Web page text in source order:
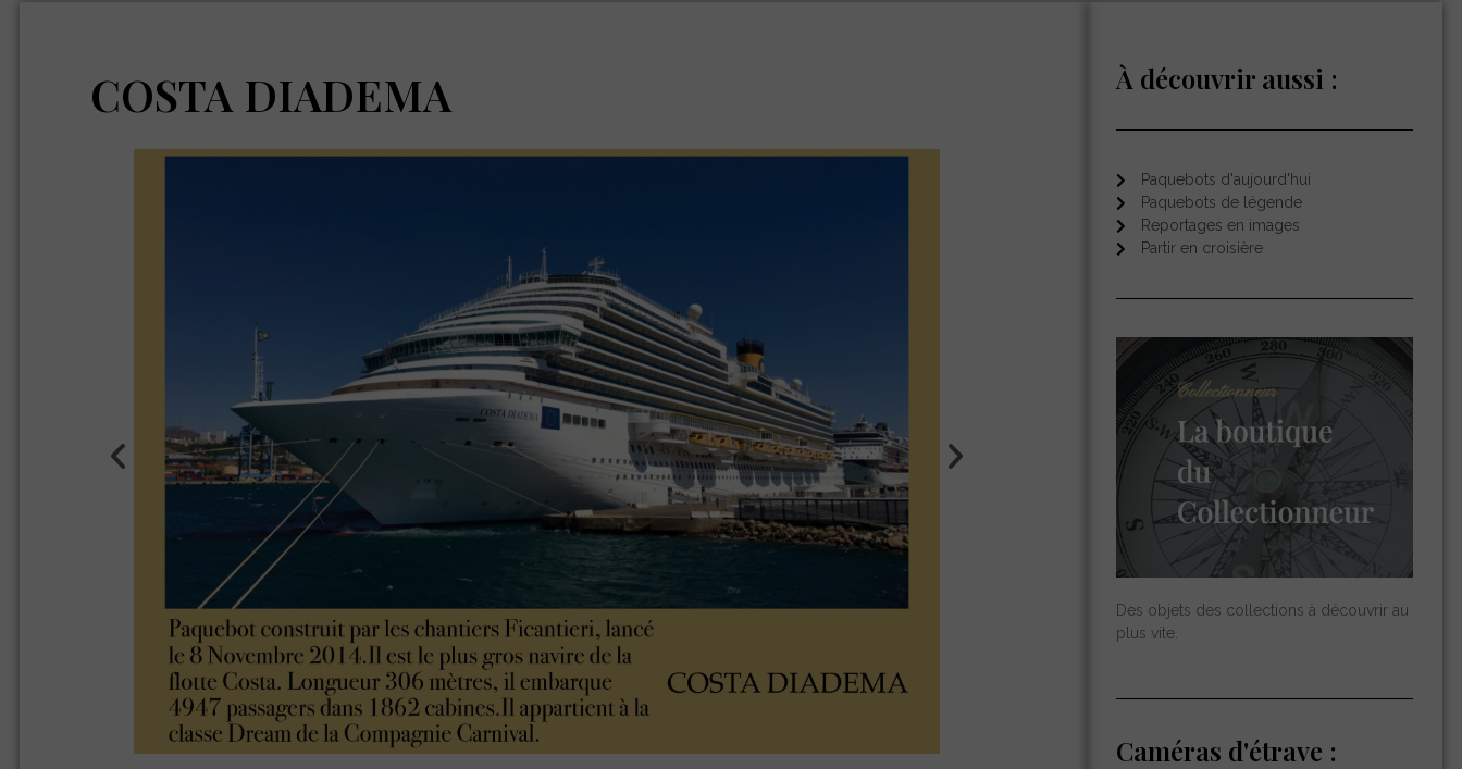
COSTA DIADEMA À découvrir aussi :
Paquebots d'aujourd'hui
Paquebots de légende
Reportages en images
Partir en croisière
Des objets des collections à découvrir au
plus vite.
Caméras d'étrave :